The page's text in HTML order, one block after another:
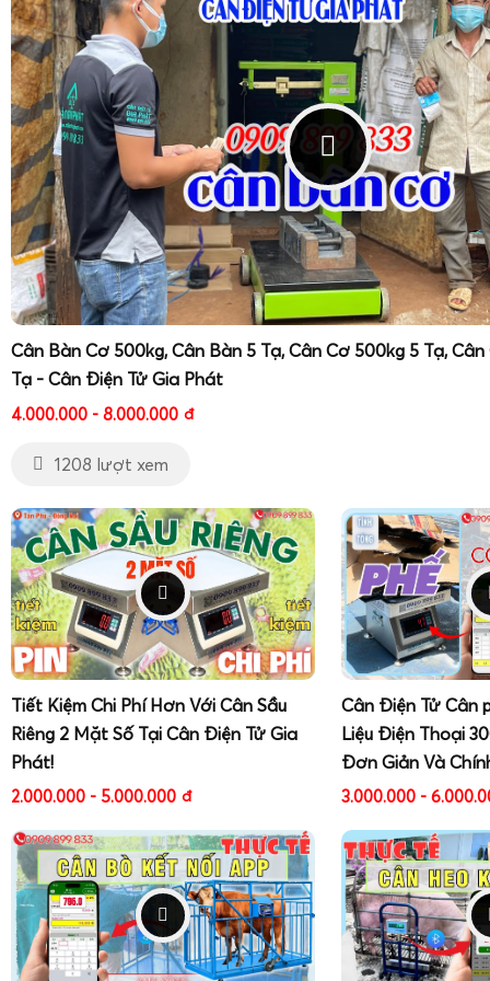
phải hàng kém chất lượng, sai thông số hoặc không có
quan trọng để đảm bảo độ chính xác lâu dài của thiết bị,
quan trực tiếp đến giá trị hàng hóa, chi phí vận chuyển và
Cân Bàn Cơ 500kg, Cân Bàn 5 Tạ, Cân Cơ 500kg 5 Tạ,
Tạ - Cân Điện Tử Gia Phát
4.000.000 - 8.000.000 đ
1208 lượt xem
Tiết Kiệm Chi Phí Hơn Với Cân Sầu
Riêng 2 Mặt Số Tại Cân Điện Tử Gia
Phát!
2.000.000 - 5.000.000 đ
Cân Điện Tử Cân
Liệu Điện Thoại
Đơn Giản Và
3.000.000 -